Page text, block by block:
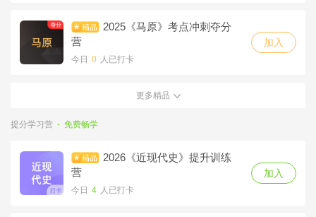
2025《马原》考点冲刺夺分
营
今日 0 人已打卡
加入
2025《毛概》考点冲刺夺分
今日 0
营
加入
更多精品
提分学习营 · 免费畅学
2026《近现代史》提升训练
营
今日 4 人已打卡
加入